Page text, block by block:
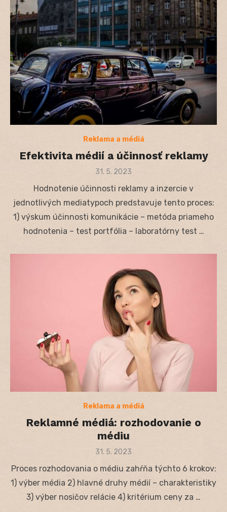
Reklama a médiá
Efektivita médií a účinnosť reklamy
Posted
31. 5. 2023
Hodnotenie účinnosti reklamy a inzercie v
jednotlivých mediatypoch predstavuje tento proces:
1) výskum účinnosti komunikácie – metóda priameho
hodnotenia – test portfólia – laboratórny test …
Reklama a médiá
Reklamné médiá: rozhodovanie o
médiu
Posted
31. 5. 2023
Proces rozhodovania o médiu zahŕňa týchto 6 krokov:
1) výber média 2) hlavné druhy médií – charakteristiky
3) výber nosičov relácie 4) kritérium ceny za …